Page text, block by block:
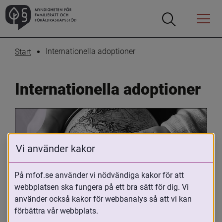
Öppna
Öppna
Menyn
Start Internationella adoptioner
Internationella adoptioner
Oavsett om du är adopterad,
adoptivförälder eller arbetar med
Vi använder kakor
På mfof.se använder vi nödvändiga kakor för att
webbplatsen ska fungera på ett bra sätt för dig. Vi
använder också kakor för webbanalys så att vi kan
förbättra vår webbplats.